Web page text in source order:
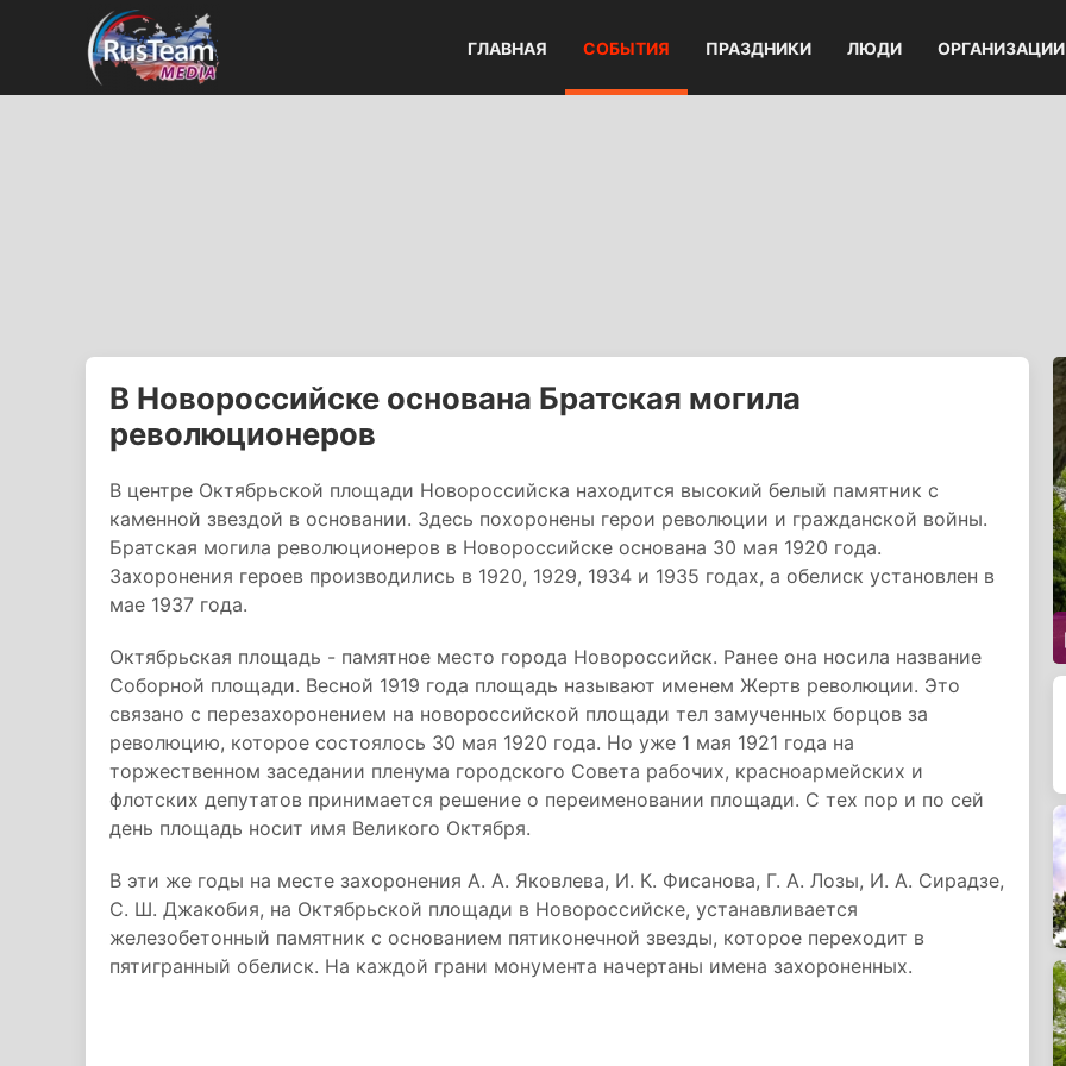
ГЛАВНАЯ СОБЫТИЯ ПРАЗДНИКИ ЛЮДИ ОРГАНИЗАЦИИ
В Новороссийске основана Братская могила
революционеров
В центре Октябрьской площади Новороссийска находится высокий белый памятник с
каменной звездой в основании. Здесь похоронены герои революции и гражданской войны.
Братская могила революционеров в Новороссийске основана 30 мая 1920 года.
Захоронения героев производились в 1920, 1929, 1934 и 1935 годах, а обелиск установлен в
мае 1937 года.
Октябрьская площадь - памятное место города Новороссийск. Ранее она носила название
Соборной площади. Весной 1919 года площадь называют именем Жертв революции. Это
связано с перезахоронением на новороссийской площади тел замученных борцов за
революцию, которое состоялось 30 мая 1920 года. Но уже 1 мая 1921 года на
торжественном заседании пленума городского Совета рабочих, красноармейских и
флотских депутатов принимается решение о переименовании площади. С тех пор и по сей
день площадь носит имя Великого Октября.
В эти же годы на месте захоронения А. А. Яковлева, И. К. Фисанова, Г. А. Лозы, И. А. Сирадзе,
С. Ш. Джакобия, на Октябрьской площади в Новороссийске, устанавливается
железобетонный памятник с основанием пятиконечной звезды, которое переходит в
пятигранный обелиск. На каждой грани монумента начертаны имена захороненных.